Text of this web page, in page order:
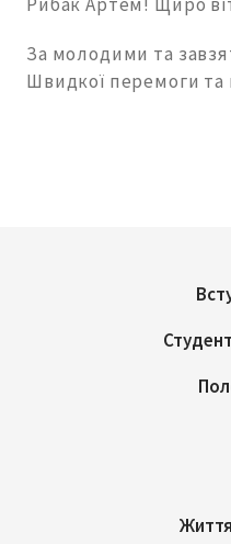
За молодими та
Швидкої перемоги та